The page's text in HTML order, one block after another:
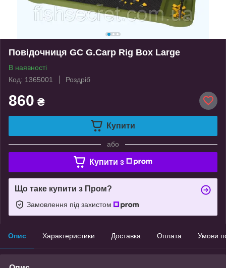
Повідочниця GC G.Carp Rig Box Large
В наявності
Код: 1365001
Роздріб
860 ₴
Купити
або
Купити з
Що таке купити з Пром?
Замовлення під захистом
Опис Характеристики Доставка Оплата Умови